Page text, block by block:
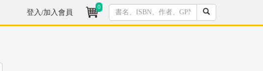
登入/加入會員
0